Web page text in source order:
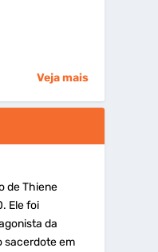
Veja mais
de Thiene
Ele foi
da
sacerdote em